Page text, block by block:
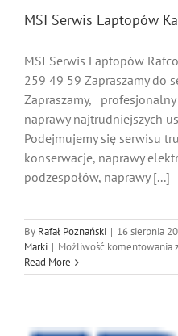
MSI Serwis Laptopów
MSI Serwis Laptopów
259 49 59 Zapraszamy do
Zapraszamy,
naprawy najtrudniejszych
Podejmujemy się serwisu
konserwacje, naprawy
podzespołów, naprawy [...]
By Rafał Poznański | 16 sierpnia
Marki | Możliwość komentowania
Read More